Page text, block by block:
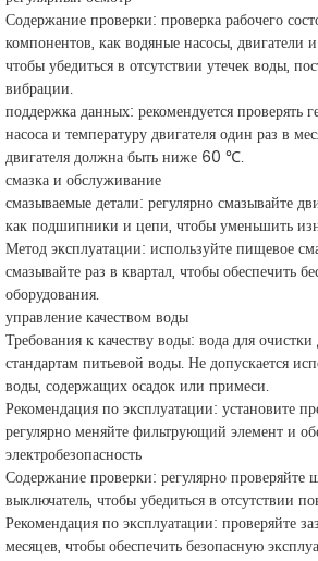
Содержание проверки: проверка рабочего
компонентов, как водяные насосы, двигатели
чтобы убедиться в отсутствии утечек воды,
вибрации.
поддержка данных: рекомендуется проверять
насоса и температуру двигателя один раз в
двигателя должна быть ниже 60 ℃.
смазка и обслуживание
смазываемые детали: регулярно смазывайте
как подшипники и цепи, чтобы уменьшить
Метод эксплуатации: используйте пищевое
смазывайте раз в квартал, чтобы обеспечить
оборудования.
управление качеством воды
Требования к качеству воды: вода для очистки
стандартам питьевой воды. Не допускается
воды, содержащих осадок или примеси.
Рекомендация по эксплуатации: установите
регулярно меняйте фильтрующий элемент и
электробезопасность
Содержание проверки: регулярно
выключатель, чтобы убедиться в отсутствии
Рекомендация по эксплуатации: проверяйте
месяцев, чтобы обеспечить безопасную